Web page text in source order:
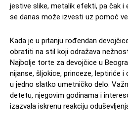
jestive slike, metalik efekti, pa čak i
se danas može izvesti uz pomoć
Kada je u pitanju rođendan
obratiti na stil koji odražava
Najbolje torte za devojčice u
nijanse, šljokice, princeze, leptiriće i
u jedno slatko umetničko delo.
detetu, njegovim godinama i
izazvala iskrenu reakciju